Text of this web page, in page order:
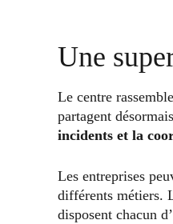
Une
Le centre
partagent
incidents et la
Les entreprises
différents métiers.
disposent chacun